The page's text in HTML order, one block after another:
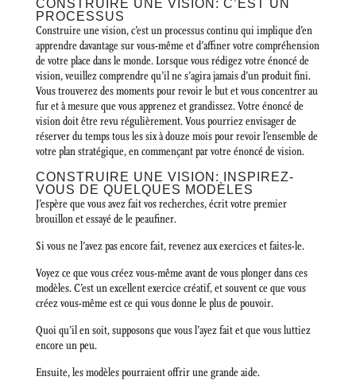
CONSTRUIRE UNE VISION: C’EST UN
PROCESSUS
Construire une vision, c’est un processus continu qui implique d’en
apprendre davantage sur vous-même et d’affiner votre compréhension
de votre place dans le monde. Lorsque vous rédigez votre énoncé de
vision, veuillez comprendre qu’il ne s’agira jamais d’un produit fini.
Vous trouverez des moments pour revoir le but et vous concentrer au
fur et à mesure que vous apprenez et grandissez. Votre énoncé de
vision doit être revu régulièrement. Vous pourriez envisager de
réserver du temps tous les six à douze mois pour revoir l’ensemble de
votre plan stratégique, en commençant par votre énoncé de vision.
CONSTRUIRE UNE VISION: INSPIREZ-
VOUS DE QUELQUES MODÈLES
J’espère que vous avez fait vos recherches, écrit votre premier
brouillon et essayé de le peaufiner.
Si vous ne l’avez pas encore fait, revenez aux exercices et faites-le.
Voyez ce que vous créez vous-même avant de vous plonger dans ces
modèles. C’est un excellent exercice créatif, et souvent ce que vous
créez vous-même est ce qui vous donne le plus de pouvoir.
Quoi qu’il en soit, supposons que vous l’ayez fait et que vous luttiez
encore un peu.
Ensuite, les modèles pourraient offrir une grande aide.